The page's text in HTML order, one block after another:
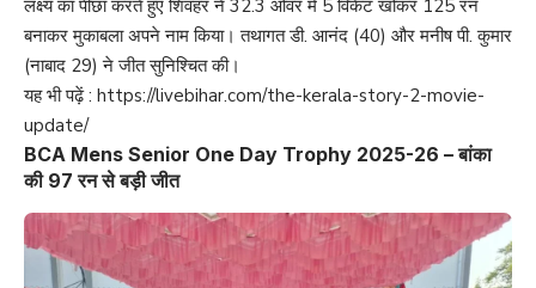
लक्ष्य का पीछा करते हुए शिवहर ने 32.3 ओवर में 5 विकेट खोकर 125 रन
बनाकर मुकाबला अपने नाम किया। तथागत डी. आनंद (40) और मनीष पी. कुमार
(नाबाद 29) ने जीत सुनिश्चित की।
यह भी पढ़ें : https://livebihar.com/the-kerala-story-2-movie-
update/
BCA Mens Senior One Day Trophy 2025-26 – बांका
की 97 रन से बड़ी जीत